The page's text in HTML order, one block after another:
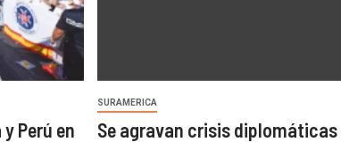
Perú en
SURAMERICA
Se agravan crisis diplomáticas